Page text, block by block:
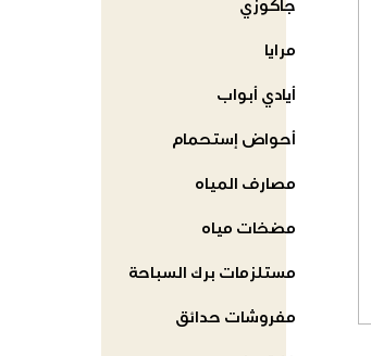
جاكوزي
مرايا
أيادي أبواب
أحواض إستحمام
مصارف المياه
مضخات مياه
مستلزمات برك السباحة
مفروشات حدائق